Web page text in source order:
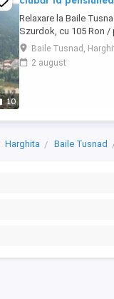
10
Relaxare la Baile
Szurdok, cu 105 Ron
Cazarea puteți plăti cu
De astăzi puteți face
instalat în curtea
Baile Tusnad,
2 august
Harghita Baile Tusnad